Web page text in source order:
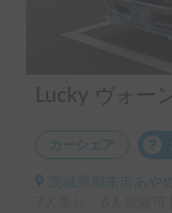
Lucky ヴォー
カーシェア
茨城県潮来市あや